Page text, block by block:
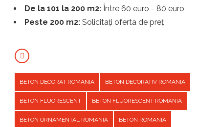
De la 101 la 200 m2: Între 60 euro - 80 euro
Peste 200 m2: Solicitați oferta de preț
BETON DECORAT ROMANIA BETON DECORATIV ROMANIA
BETON FLUORESCENT BETON FLUORESCENT ROMANIA
BETON ORNAMENTAL ROMANIA BETON ROMANIA